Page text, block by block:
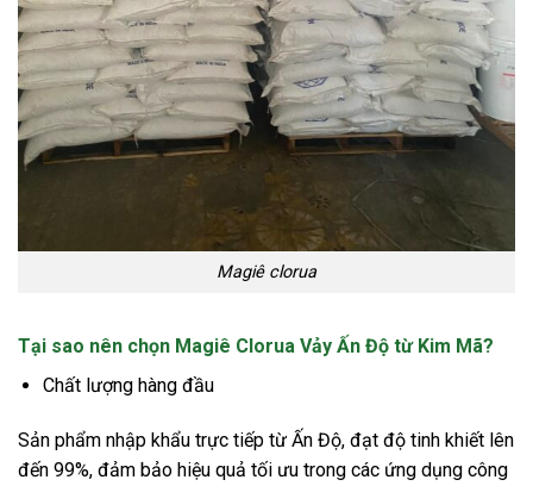
Magiê clorua
Tại sao nên chọn Magiê Clorua Vảy Ấn Độ từ Kim Mã?
Chất lượng hàng đầu
Sản phẩm nhập khẩu trực tiếp từ Ấn Độ, đạt độ tinh khiết lên
đến 99%, đảm bảo hiệu quả tối ưu trong các ứng dụng công